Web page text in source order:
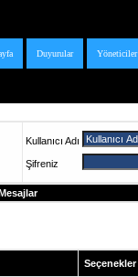
Yöneticiler
Duyurular
Kullanıcı Adı
Şifreniz
Seçenekler